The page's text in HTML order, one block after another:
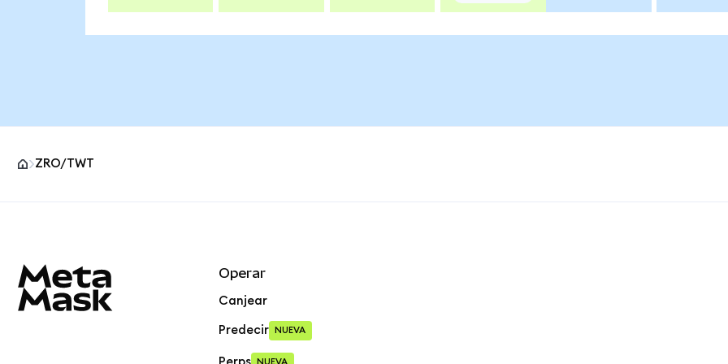
ZRO/TWT
Operar
Canjear
Predecir NUEVA
NUEVA